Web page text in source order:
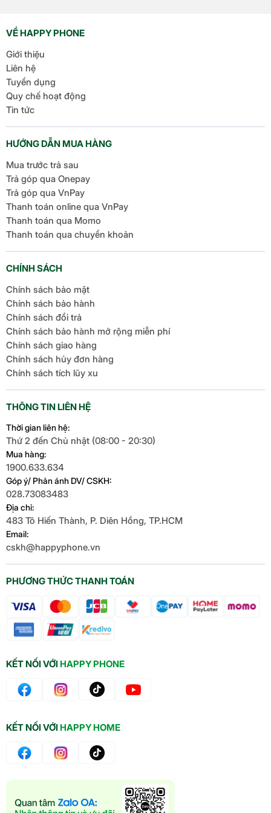
trung vào việc nâng cao
[…]
VỀ HAPPY PHONE
Giới thiệu
Liên hệ
Tuyển dụng
Quy chế hoạt động
Tin tức
HƯỚNG DẪN MUA HÀNG
Mua trước trả sau
Trả góp qua Onepay
Trả góp qua VnPay
Thanh toán online qua VnPay
Thanh toán qua Momo
Thanh toán qua chuyển khoản
PHƯƠNG THỨC THANH TOÁN
KẾT NỐI VỚIHAPPY PHONE
CHÍNH SÁCH
Chính sách bảo mật
Chính sách bảo hành
Chính sách đổi trả
Chính sách bảo hành mở rộng miễn phí
Chính sách giao hàng
Chính sách hủy đơn hàng
Chính sách tích lũy xu
THÔNG TIN LIÊN HỆ
Thời gian liên hệ:
Thứ 2 đến Chủ nhật (08:00 - 20:30)
Mua hàng:
1900.633.634
Góp ý/ Phản ánh DV/ CSKH:
028.73083483
Địa chỉ:
483 Tô Hiến Thành, P. Diên Hồng, TP.HCM
Email:
cskh@happyphone.vn
KẾT NỐI VỚIHAPPY HOME